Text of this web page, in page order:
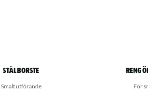
Stålborste
Smalt utförande För